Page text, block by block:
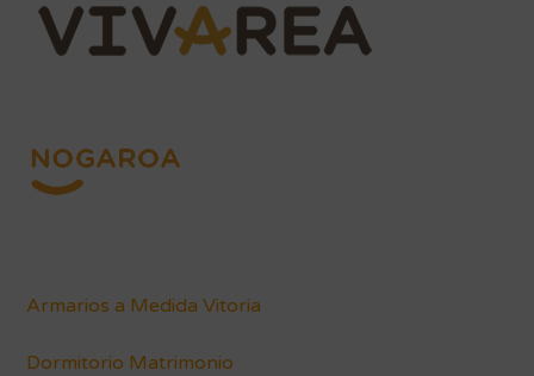
Armarios a Medida Vitoria
Dormitorio Matrimonio